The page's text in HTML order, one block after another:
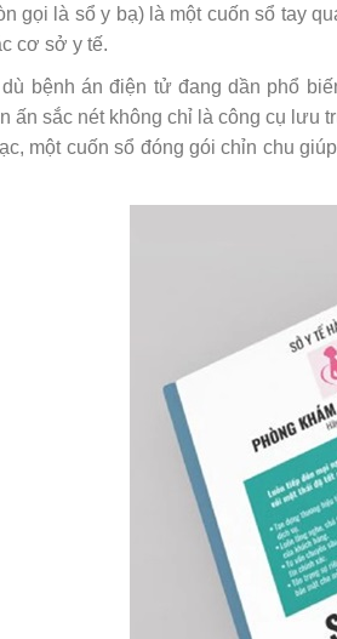
gọi là sổ y bạ) là một cuốn sổ tay
cơ sở y tế.
bệnh án điện tử đang dần phổ
ấn sắc nét không chỉ là công cụ lưu
một cuốn sổ đóng gói chỉn chu